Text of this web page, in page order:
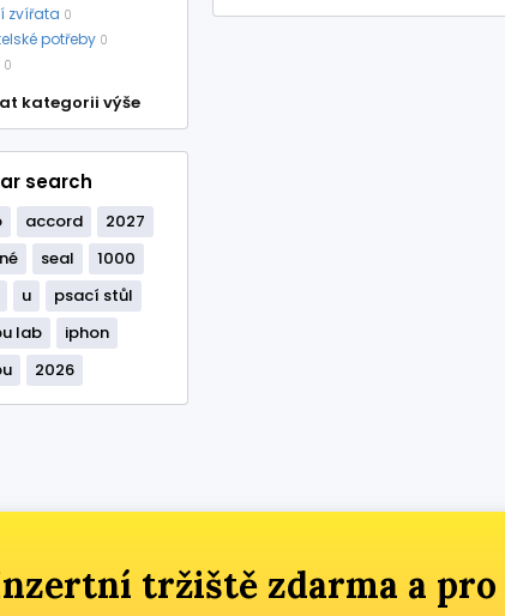
zvířata 0
potřeby 0
0
kategorii výše
search
accord
2027
seal
1000
u
psací stůl
lab
iphon
2026
tržiště zdarma a pro